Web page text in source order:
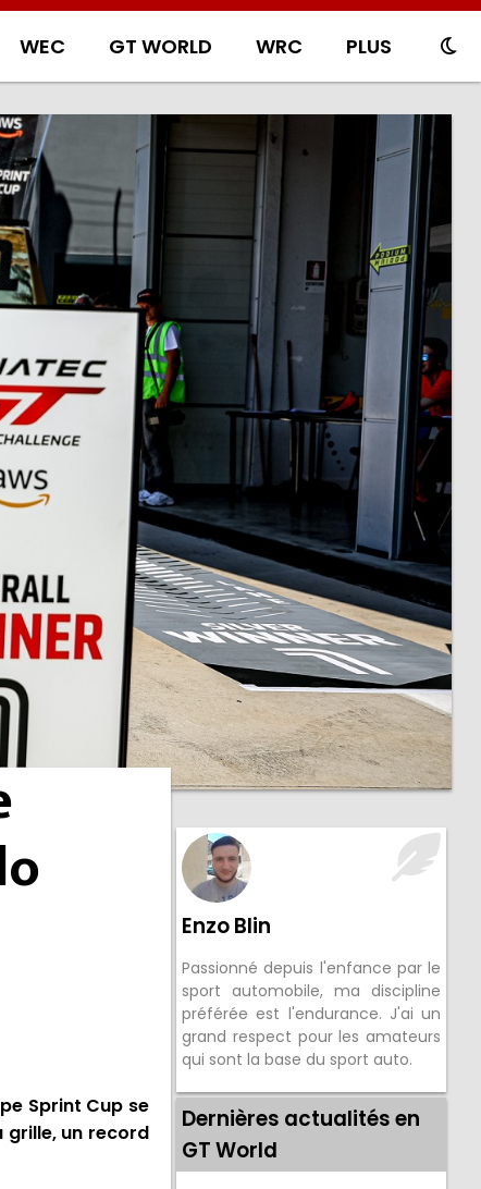
WEC GT WORLD WRC PLUS
Sprint Cup se
grille, un record
Enzo Blin
Passionné depuis l'enfance par le
sport automobile, ma discipline
préférée est l'endurance. J'ai un
grand respect pour les amateurs
qui sont la base du sport auto.
Dernières actualités en
GT World